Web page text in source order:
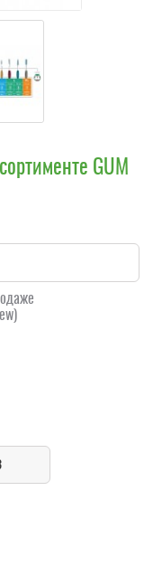
GUM